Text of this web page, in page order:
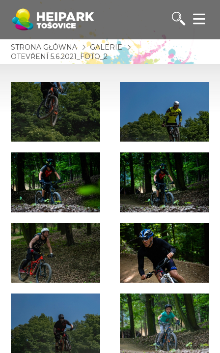
STRONA GŁÓWNA
GALERIE
OTEVŘENÍ 5.6.2021_FOTO_2